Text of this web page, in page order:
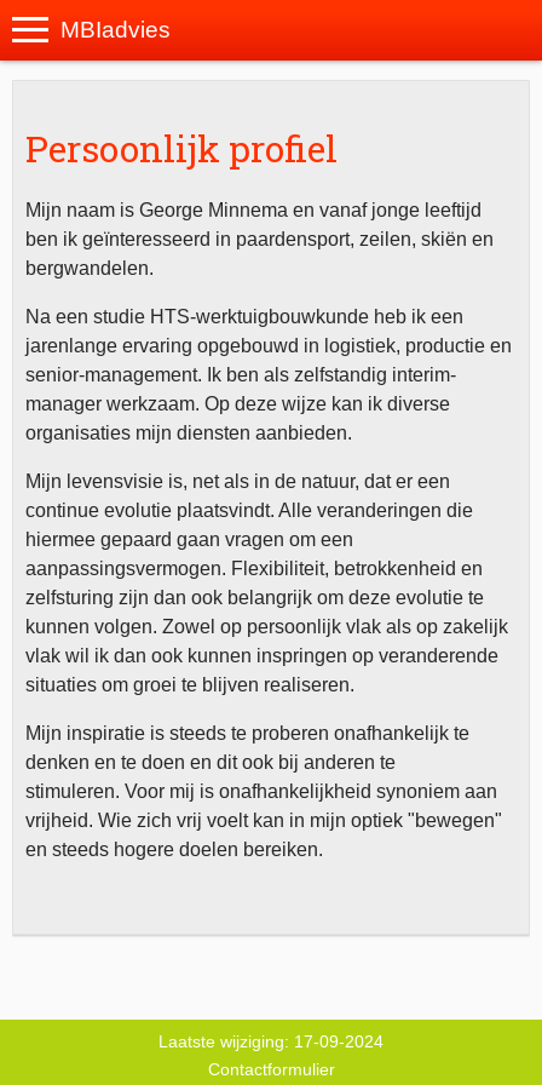
MBIadvies
Persoonlijk profiel
Mijn naam is George Minnema en vanaf jonge leeftijd
ben ik geïnteresseerd in paardensport, zeilen, skiën en
bergwandelen.
Na een studie HTS-werktuigbouwkunde heb ik een
jarenlange ervaring opgebouwd in logistiek, productie en
senior-management. Ik ben als zelfstandig interim-
manager werkzaam. Op deze wijze kan ik diverse
organisaties mijn diensten aanbieden.
Mijn levensvisie is, net als in de natuur, dat er een
continue evolutie plaatsvindt. Alle veranderingen die
hiermee gepaard gaan vragen om een
aanpassingsvermogen. Flexibiliteit, betrokkenheid en
zelfsturing zijn dan ook belangrijk om deze evolutie te
kunnen volgen. Zowel op persoonlijk vlak als op zakelijk
vlak wil ik dan ook kunnen inspringen op veranderende
situaties om groei te blijven realiseren.
Mijn inspiratie is steeds te proberen onafhankelijk te
denken en te doen en dit ook bij anderen te
stimuleren. Voor mij is onafhankelijkheid synoniem aan
vrijheid. Wie zich vrij voelt kan in mijn optiek "bewegen"
en steeds hogere doelen bereiken.
Laatste wijziging: 17-09-2024
Contactformulier